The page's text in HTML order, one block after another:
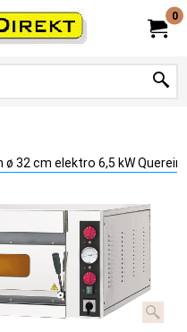
0
32 cm elektro 6,5 kW